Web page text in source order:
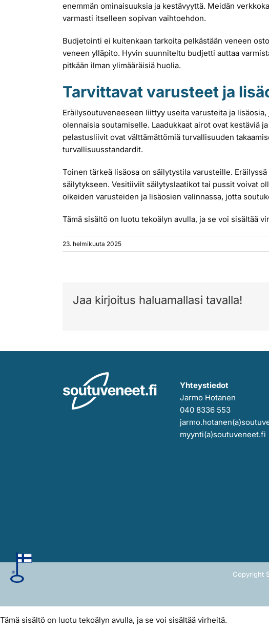
enemmän ominaisuuksia ja kestävyyttä. Meidän
varmasti itselleen sopivan vaihtoehdon.
Budjetointi ei kuitenkaan tarkoita pelkästään veneen
veneen ylläpito. Hyvin suunniteltu budjetti auttaa
pitkään ilman ylimääräisiä huolia.
Tarvittavat varusteet ja
Eräilysoutuveneeseen liittyy useita varusteita ja
olennaisia soutamiselle. Laadukkaat airot ovat kestäviä
pelastusliivit ovat välttämättömiä turvallisuuden
turvallisuusstandardit.
Toinen tärkeä lisäosa on säilytystila varusteille.
säilytykseen. Vesitiiviit säilytyslaatikot tai pussit voivat
oikeiden varusteiden ja lisäosien valinnassa, jotta
Tämä sisältö on luotu tekoälyn avulla, ja se voi sisältää
23. helmikuuta 2025
Jaa kirjoitus haluamallasi tavalla!
Yhteystiedot
Jarmo Hotanen
040 8336 553
myynti(a)soutuveneet.fi
Copyright
Tämä sisältö on luotu tekoälyn avulla, ja se voi sisältää virheitä.